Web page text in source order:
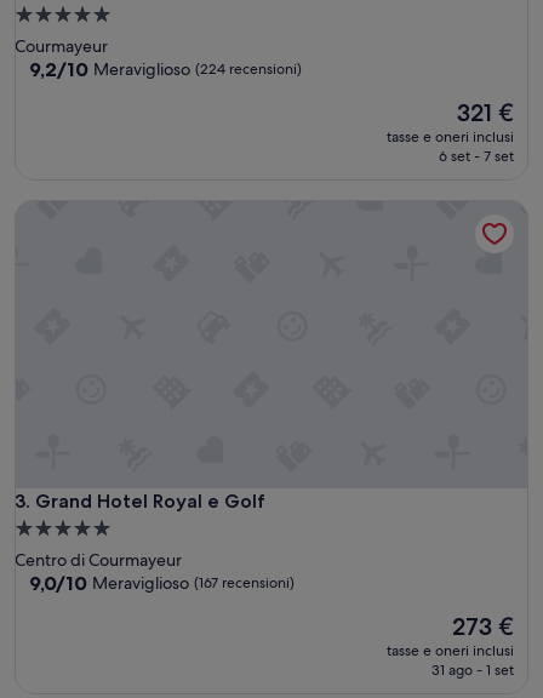
Struttura
a
5.0
Courmayeur
9.2
9,2/10 Meraviglioso (224 recensioni)
Il
prezzo
attuale
321 €
tasse e oneri inclusi
6 set - 7 set
3. Grand Hotel Royal e Golf
Grand Hotel Royal e Golf
Struttura
a
5.0
Centro di Courmayeur
9.0
9,0/10 Meraviglioso (167 recensioni)
Il
prezzo
attuale
273 €
tasse e oneri inclusi
31 ago - 1 set